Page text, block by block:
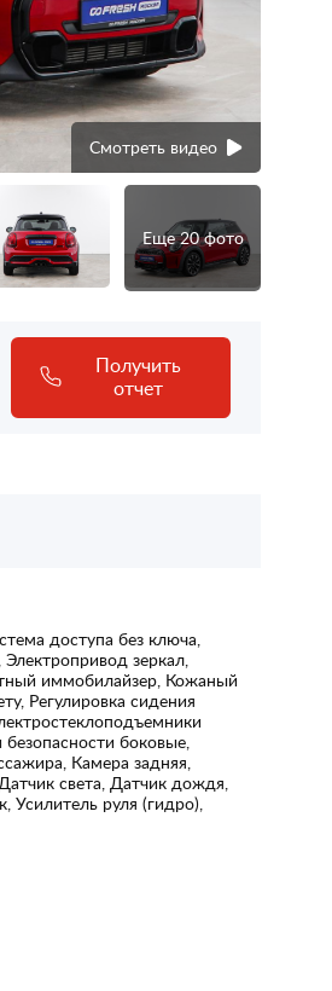
Смотреть видео
Еще 20 фото
Получить
отчет
доступа без ключа,
зеркал,
иммобилайзер, Кожаный
Регулировка сидения
боковые,
Камера задняя,
света, Датчик дождя,
Усилитель руля (гидро),